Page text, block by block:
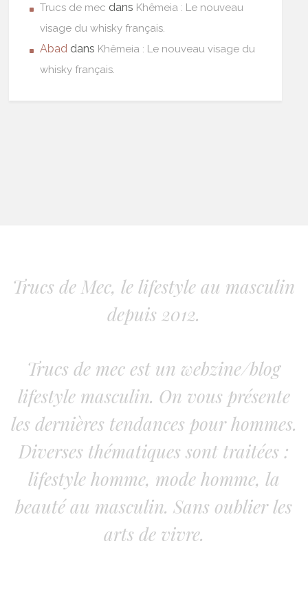
Trucs de mec dans Khêmeia : Le nouveau
visage du whisky français.
Abad dans Khêmeia : Le nouveau visage du
whisky français.
Trucs de Mec, le lifestyle au masculin
depuis 2012.
Trucs de mec est un webzine/blog
lifestyle masculin. On vous présente
les dernières tendances pour hommes.
Diverses thématiques sont traitées :
lifestyle homme, mode homme, la
beauté au masculin. Sans oublier les
arts de vivre.